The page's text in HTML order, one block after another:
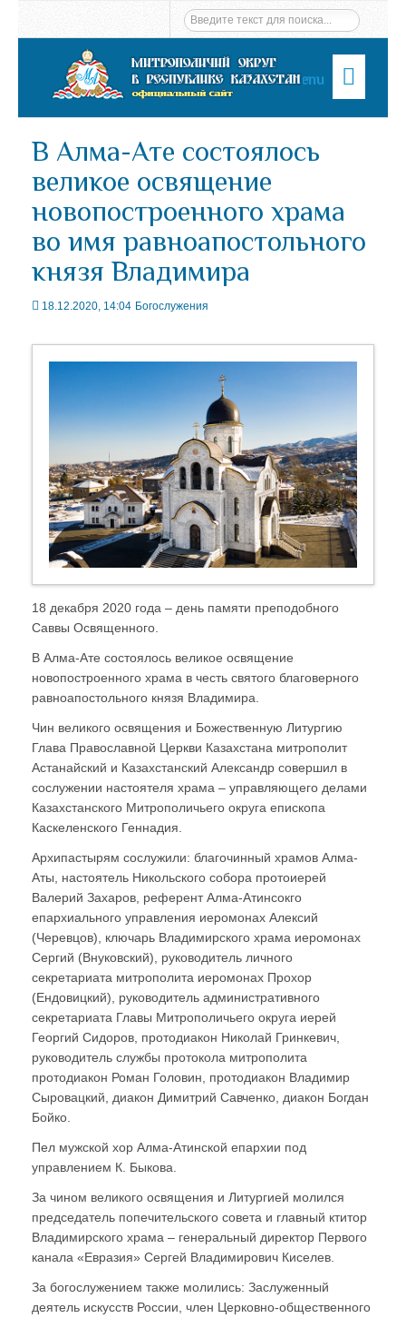
Menu
В Алма-Ате состоялось
великое освящение
новопостроенного храма
во имя равноапостольного
князя Владимира
18.12.2020, 14:04 Богослужения
18 декабря 2020 года – день памяти преподобного
Саввы Освященного.
В Алма-Ате состоялось великое освящение
новопостроенного храма в честь святого благоверного
равноапостольного князя Владимира.
Чин великого освящения и Божественную Литургию
Глава Православной Церкви Казахстана митрополит
Астанайский и Казахстанский Александр совершил в
сослужении настоятеля храма – управляющего делами
Казахстанского Митрополичьего округа епископа
Каскеленского Геннадия.
Архипастырям сослужили: благочинный храмов Алма-
Аты, настоятель Никольского собора протоиерей
Валерий Захаров, референт Алма-Атинсокго
епархиального управления иеромонах Алексий
(Черевцов), ключарь Владимирского храма иеромонах
Сергий (Внуковский), руководитель личного
секретариата митрополита иеромонах Прохор
(Ендовицкий), руководитель административного
секретариата Главы Митрополичьего округа иерей
Георгий Сидоров, протодиакон Николай Гринкевич,
руководитель службы протокола митрополита
протодиакон Роман Головин, протодиакон Владимир
Сыровацкий, диакон Димитрий Савченко, диакон Богдан
Бойко.
Пел мужской хор Алма-Атинской епархии под
управлением К. Быкова.
За чином великого освящения и Литургией молился
председатель попечительского совета и главный ктитор
Владимирского храма – генеральный директор Первого
канала «Евразия» Сергей Владимирович Киселев.
За богослужением также молились: Заслуженный
деятель искусств России, член Церковно-общественного